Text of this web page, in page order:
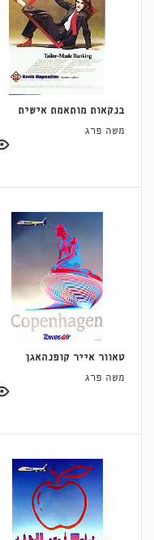
בנקאות מותאמת אישית
משה פרג
טאוור אייר קופנהאגן
משה פרג